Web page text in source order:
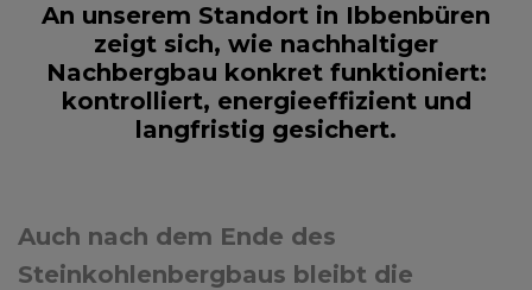
An unserem Standort in Ibbenbüren
zeigt sich, wie nachhaltiger
Nachbergbau konkret funktioniert:
kontrolliert, energieeffizient und
langfristig gesichert.
Auch nach dem Ende des
Steinkohlenbergbaus bleibt die